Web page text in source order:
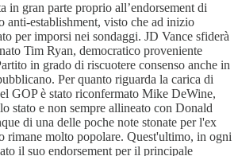
in gran parte proprio all’endorsement di
anti-establishment, visto che ad inizio
per imporsi nei sondaggi. JD Vance sfiderà
Tim Ryan, democratico proveniente
in grado di riscuotere consenso anche in
Per quanto riguarda la carica di
GOP è stato riconfermato Mike DeWine,
stato e non sempre allineato con Donald
di una delle poche note stonate per l'ex
rimane molto popolare. Quest'ultimo, in ogni
il suo endorsement per il principale